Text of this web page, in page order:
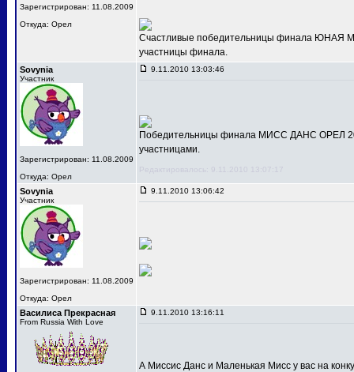
Зарегистрирован: 11.08.2009
Откуда: Орел
Счастливые победительницы финала ЮНАЯ
участницы финала.
Sovynia
Участник
Зарегистрирован: 11.08.2009
Откуда: Орел
9.11.2010 13:03:46
Победительницы финала МИСС ДАНС ОРЕЛ
участницами.
Редактировалось: 9.11.2010 13:07:17
Sovynia
Участник
Зарегистрирован: 11.08.2009
Откуда: Орел
9.11.2010 13:06:42
Василиса Прекрасная
From Russia With Love
9.11.2010 13:16:11
А Миссис Данс и Маленькая Мисс у вас на